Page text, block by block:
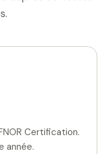
Certification.
année.